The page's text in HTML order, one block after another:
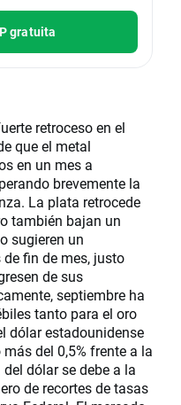
gratuita
retroceso en el
que el metal
en un mes a
brevemente la
La plata retrocede
también bajan un
sugieren un
fin de mes, justo
de sus
septiembre ha
tanto para el oro
dólar estadounidense
del 0,5% frente a la
dólar se debe a la
de recortes de tasas